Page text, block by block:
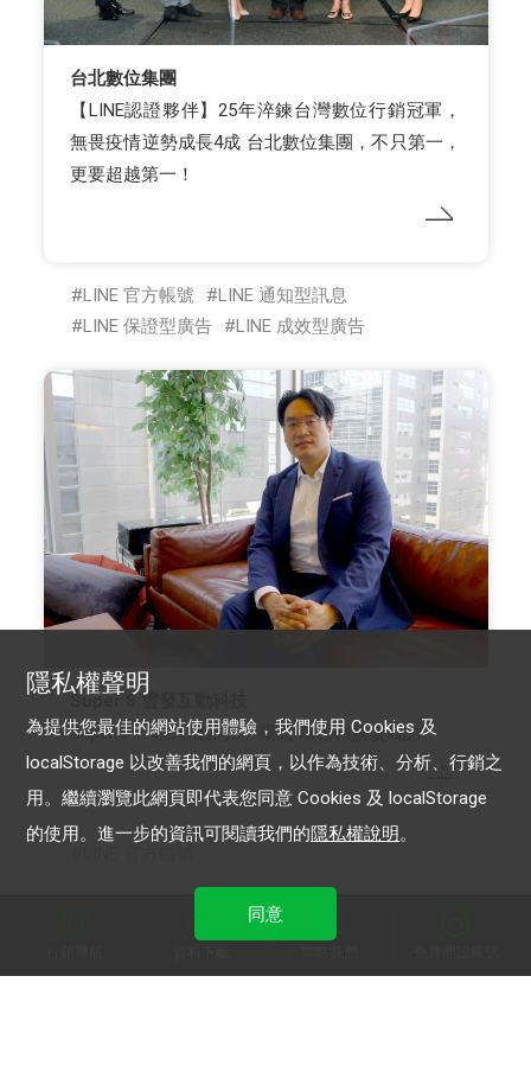
台北數位集團
【LINE認證夥伴】25年淬鍊台灣數位行銷冠軍，
無畏疫情逆勢成長4成 台北數位集團，不只第一，
更要超越第一！
LINE 官方帳號
LINE 通知型訊息
LINE 保證型廣告
LINE 成效型廣告
Super 8 雲發互動科技
Super 8 「聊天機器人」模組 增粉轉換變現力
隱私權聲明
為提供您最佳的網站使用體驗，我們使用 Cookies 及
localStorage 以改善我們的網頁，以作為技術、分析、行銷之
用。繼續瀏覽此網頁即代表您同意 Cookies 及 localStorage
的使用。進一步的資訊可閱讀我們的隱私權說明。
同意